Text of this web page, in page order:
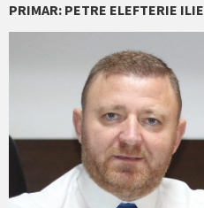
PRIMAR: PETRE ELEFTERIE ILIE